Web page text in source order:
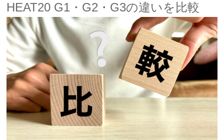
HEAT20 G1・G2・G3の違いを比較